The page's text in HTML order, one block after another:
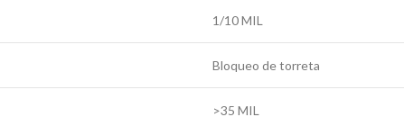
1/10 MIL
Bloqueo de torreta
>35 MIL